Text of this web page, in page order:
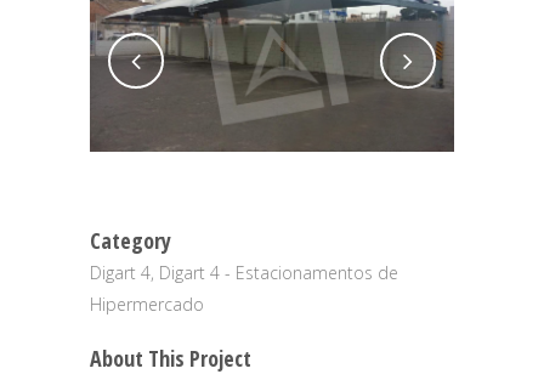
Category
Digart 4, Digart 4 - Estacionamentos de
Hipermercado
About This Project